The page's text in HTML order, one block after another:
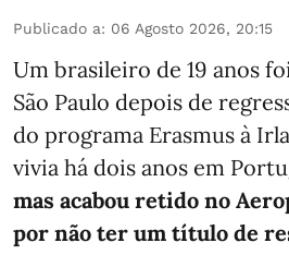
Publicado a: 06 Agosto 2026, 20:15
Um brasileiro de 19 anos
São Paulo depois de
do programa Erasmus à
vivia há dois anos em
mas acabou retido no
por não ter um título de